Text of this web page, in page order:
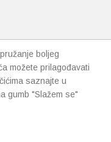
boljeg
možete prilagođavati
saznajte u
gumb "Slažem se"